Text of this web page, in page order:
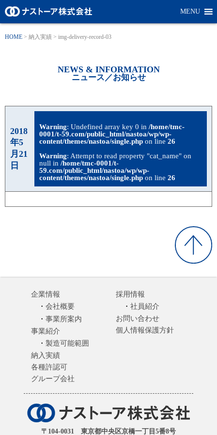
MENU
HOME > 納入実績 > img-delivery-record-03
NEWS & INFORMATION
ニュース／お知らせ
2018
年5
月21
日
Warning: Undefined array key 0 in /home/tmc-
0001/t-59.com/public_html/nastoa/wp/wp-
content/themes/nastoa/single.phpon line 26
Warning: Attempt to read property "cat_name" on
null in /home/tmc-0001/t-
59.com/public_html/nastoa/wp/wp-
content/themes/nastoa/single.phpon line 26
〒104-0031 東京都中央区京橋一丁目5番8号
企業情報
会社概要
事業所案内
事業紹介
製造可能範囲
納入実績
各種許認可
グループ会社
採用情報
社員紹介
お問い合わせ
個人情報保護方針